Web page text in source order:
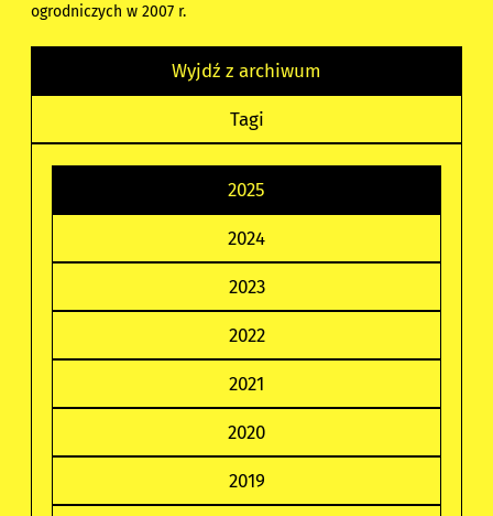
ogrodniczych w 2007 r.
Wyjdź z archiwum
Tagi
2025
2024
2023
2022
2021
2020
2019